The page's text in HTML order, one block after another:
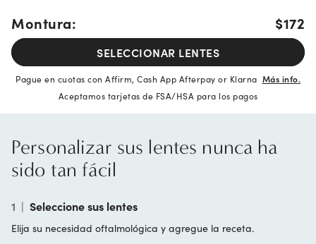
Montura: $172
SELECCIONAR LENTES
Pague en cuotas con Affirm, Cash App Afterpay or Klarna Más info.
Aceptamos tarjetas de FSA/HSA para los pagos
Personalizar sus lentes nunca ha
sido tan fácil
1 | Seleccione sus lentes
Elija su necesidad oftalmológica y agregue la receta.